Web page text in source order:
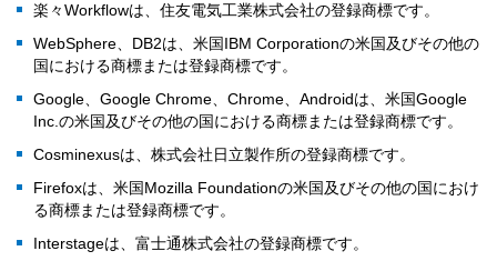
楽々Workflowは、住友電気工業株式会社の登録商標です。
WebSphere、DB2は、米国IBM Corporationの米国及びその他の
国における商標または登録商標です。
Google、Google Chrome、Chrome、Androidは、米国Google
Inc.の米国及びその他の国における商標または登録商標です。
Cosminexusは、株式会社日立製作所の登録商標です。
Firefoxは、米国Mozilla Foundationの米国及びその他の国におけ
る商標または登録商標です。
Interstageは、富士通株式会社の登録商標です。